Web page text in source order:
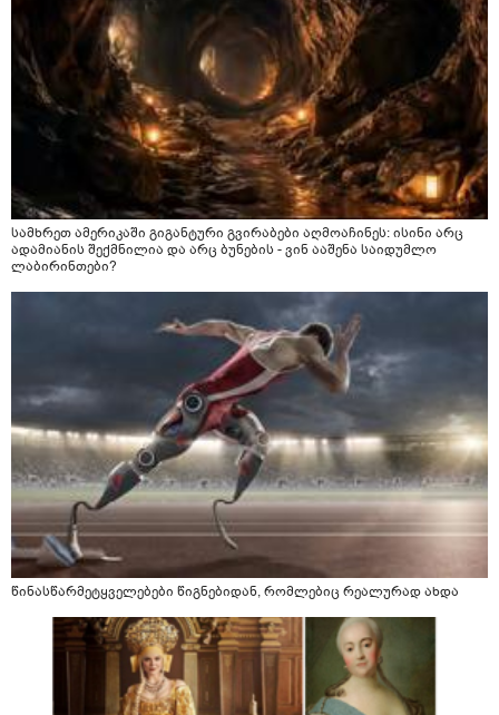
სამხრეთ ამერიკაში გიგანტური გვირაბები აღმოაჩინეს: ისინი არც
ადამიანის შექმნილია და არც ბუნების - ვინ ააშენა საიდუმლო
ლაბირინთები?
წინასწარმეტყველებები წიგნებიდან, რომლებიც რეალურად ახდა